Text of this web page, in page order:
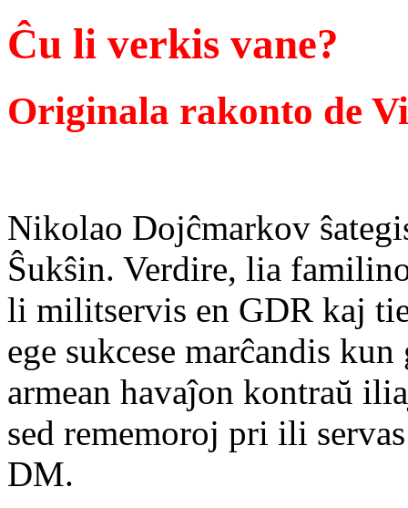
Ĉu li verkis vane?
Originala rakonto de
Nikolao Dojĉmarkov
Ŝukŝin. Verdire, lia
li militservis en GDR kaj
ege sukcese marĉandis
armean havaĵon kontraŭ
sed rememoroj pri ili
DM.